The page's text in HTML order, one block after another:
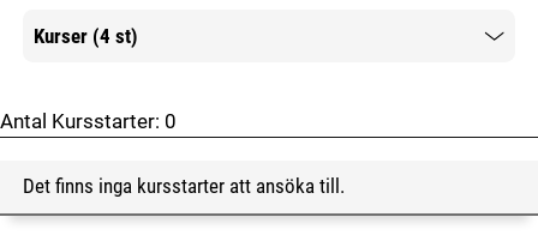
Kurser (4 st)
Mer information
Antal Kursstarter: 0
Det finns inga kursstarter att ansöka till.